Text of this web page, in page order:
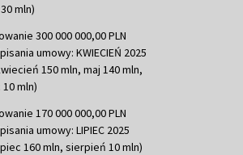
mln)
300 000 000,00 PLN
umowy: KWIECIEŃ 2025
150 mln, maj 140 mln,
mln)
170 000 000,00 PLN
umowy: LIPIEC 2025
160 mln, sierpień 10 mln)